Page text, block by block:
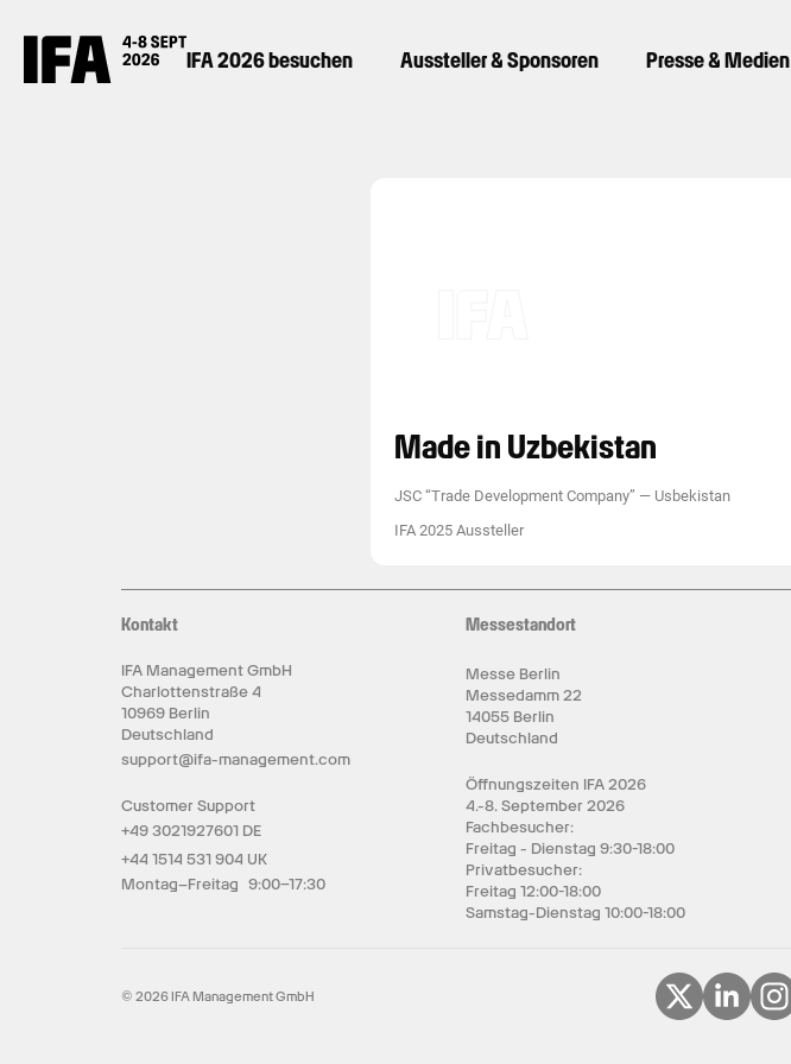
IFA 2026 besuchen Aussteller & Sponsoren Presse & Medien
Made in Uzbekistan
JSC “Trade Development Company” — Usbekistan
IFA 2025 Aussteller
Kontakt
IFA Management GmbH
Charlottenstraße 4
10969 Berlin
Deutschland
support@ifa-management.com
Customer Support
+49 3021927601 DE
+44 1514 531 904 UK
Montag–Freitag 9:00–17:30
Messestandort
Messe Berlin
Messedamm 22
14055 Berlin
Deutschland
Öffnungszeiten IFA 2026
4.-8. September 2026
Fachbesucher:
Freitag - Dienstag 9:30-18:00
Privatbesucher:
Freitag 12:00-18:00
Samstag-Dienstag 10:00-18:00
© 2026 IFA Management GmbH